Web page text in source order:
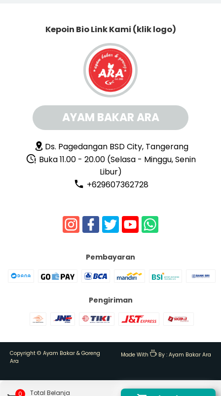
Kepoin Bio Link Kami (klik logo)
AYAM BAKAR ARA
Ds. Pagedangan BSD City, Tangerang
Buka 11.00 - 20.00 (Selasa - Minggu, Senin
Libur)
+629607362728
Pembayaran
Pengiriman
Copyright © Ayam Bakar & Goreng
Ara
Made With By : Ayam Bakar Ara
0 Total Belanja